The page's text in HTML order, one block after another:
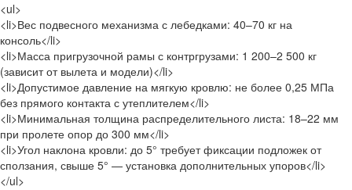
<ul>
<li>Вес подвесного механизма с лебедками: 40–70 кг на
консоль</li>
<li>Масса пригрузочной рамы с контргрузами: 1 200–2 500 кг
(зависит от вылета и модели)</li>
<li>Допустимое давление на мягкую кровлю: не более 0,25 МПа
без прямого контакта с утеплителем</li>
<li>Минимальная толщина распределительного листа: 18–22 мм
при пролете опор до 300 мм</li>
<li>Угол наклона кровли: до 5° требует фиксации подложек от
сползания, свыше 5° — установка дополнительных упоров</li>
</ul>